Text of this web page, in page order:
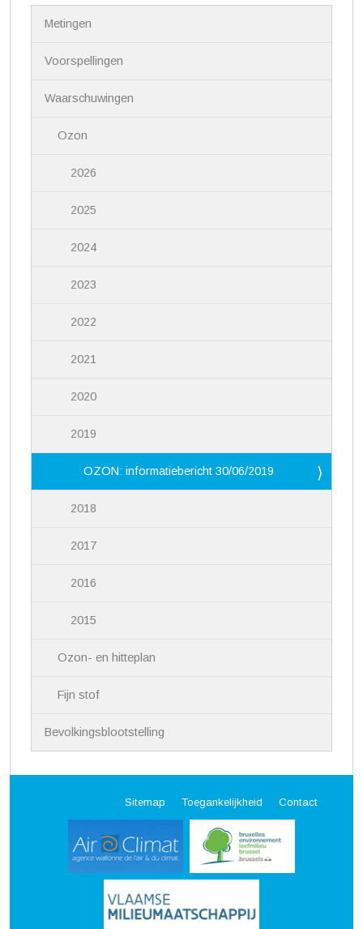
Metingen
Voorspellingen
Waarschuwingen
Ozon
2026
2025
2024
2023
2022
2021
2020
2019
OZON: informatiebericht 30/06/2019
2018
2017
2016
2015
Ozon- en hitteplan
Fijn stof
Bevolkingsblootstelling
Sitemap Toegankelijkheid Contact